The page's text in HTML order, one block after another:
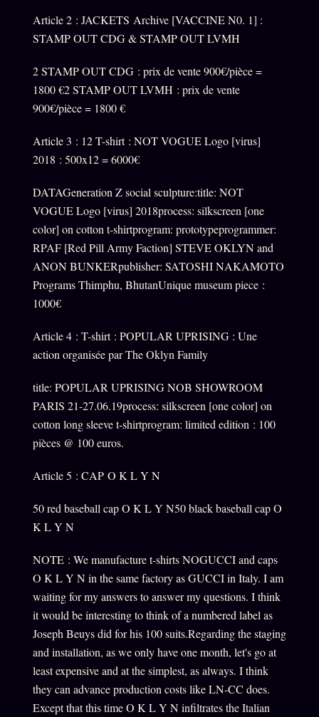
Article 2 : JACKETS Archive [VACCINE N0. 1] :
STAMP OUT CDG & STAMP OUT LVMH
2 STAMP OUT CDG : prix de vente 900€/pièce =
1800 €2 STAMP OUT LVMH : prix de vente
900€/pièce = 1800 €
Article 3 : 12 T-shirt : NOT VOGUE Logo [virus]
2018 : 500x12 = 6000€
DATAGeneration Z social sculpture:title: NOT
VOGUE Logo [virus] 2018process: silkscreen [one
color] on cotton t-shirtprogram: prototypeprogrammer:
RPAF [Red Pill Army Faction] STEVE OKLYN and
ANON BUNKERpublisher: SATOSHI NAKAMOTO
Programs Thimphu, BhutanUnique museum piece :
1000€
Article 4 : T-shirt : POPULAR UPRISING : Une
action organisée par The Oklyn Family
title: POPULAR UPRISING NOB SHOWROOM
PARIS 21-27.06.19process: silkscreen [one color] on
cotton long sleeve t-shirtprogram: limited edition : 100
pièces @ 100 euros.
Article 5 : CAP O K L Y N
50 red baseball cap O K L Y N50 black baseball cap O
K L Y N
NOTE : We manufacture t-shirts NOGUCCI and caps
O K L Y N in the same factory as GUCCI in Italy. I am
waiting for my answers to answer my questions. I think
it would be interesting to think of a numbered label as
Joseph Beuys did for his 100 suits.Regarding the staging
and installation, as we only have one month, let's go at
least expensive and at the simplest, as always. I think
they can advance production costs like LN-CC does.
Except that this time O K L Y N infiltrates the Italian